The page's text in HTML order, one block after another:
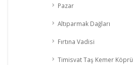
Pazar
Altıparmak Dağları
Fırtına Vadisi
Timisvat Taş Kemer Köprü